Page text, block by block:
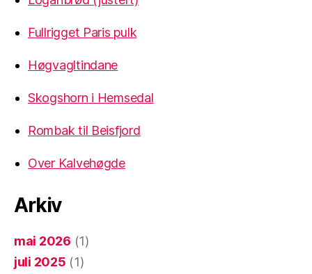
Fullrigget Paris pulk
Høgvagltindane
Skogshorn i Hemsedal
Rombak til Beisfjord
Over Kalvehøgde
Arkiv
mai 2026 (1)
juli 2025 (1)